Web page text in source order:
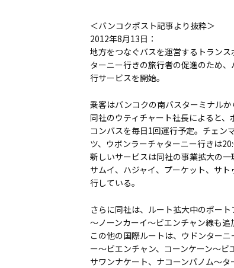
＜バンコクポスト記事より抜粋＞
2012年8月13日：
地方をつなぐバスを運営するトラン
ターニー行きの旅行者の促進のため
行サービスを開始。
乗客はバンコクの南バスターミナル
同社のウティチャート社長によると
コンバスを毎日1回運行予定。チェン
ツ、ウボンラーチャターニー行きは
新しいサービスは同社の事業拡大の
サムイ、ハジャイ、プーケット、サ
行している。
さらに同社は、ルート拡大中のポー
～ノーンカーイ～ビエンチャン線も追
この他の国際ルートは、ウドンター
ー～ビエンチャン、コーンケーン～
サワンナケート、ナコーンパノム～タ